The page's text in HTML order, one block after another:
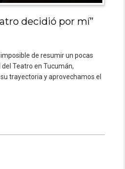
decidió por mí”
de resumir un pocas
Teatro en Tucumán,
trayectoria y aprovechamos el